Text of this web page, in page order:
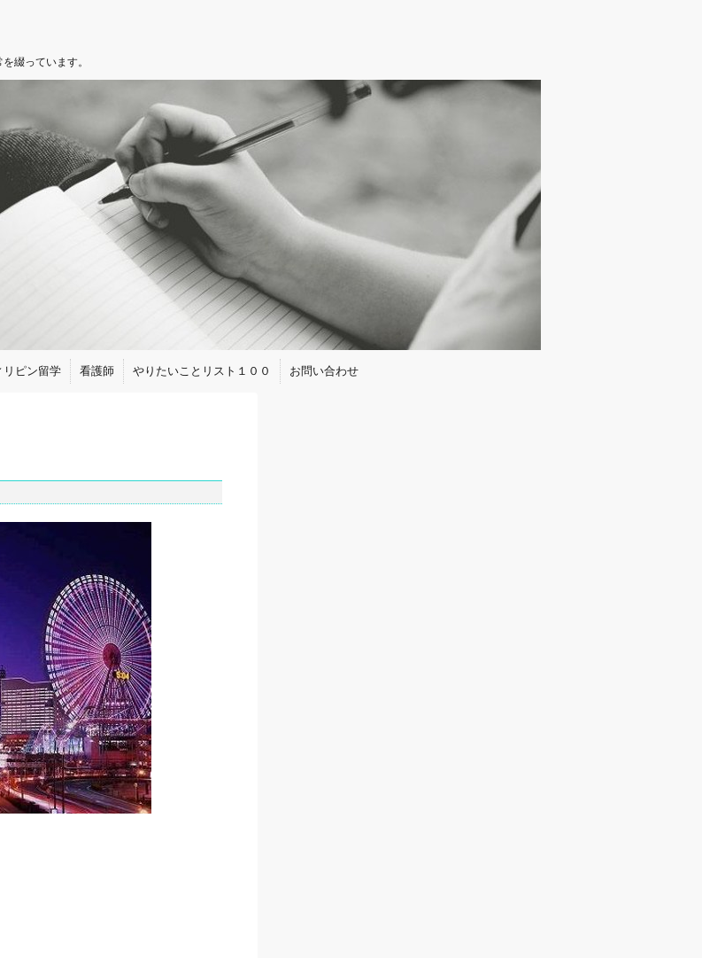
綴っています。
リピン留学 看護師 やりたいことリスト１００ お問い合わせ